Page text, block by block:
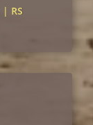
| RS